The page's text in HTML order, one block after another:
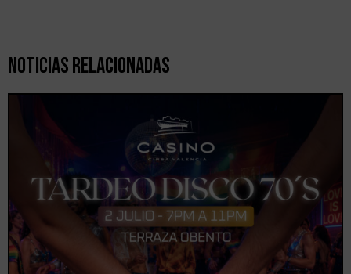
Noticias Relacionadas